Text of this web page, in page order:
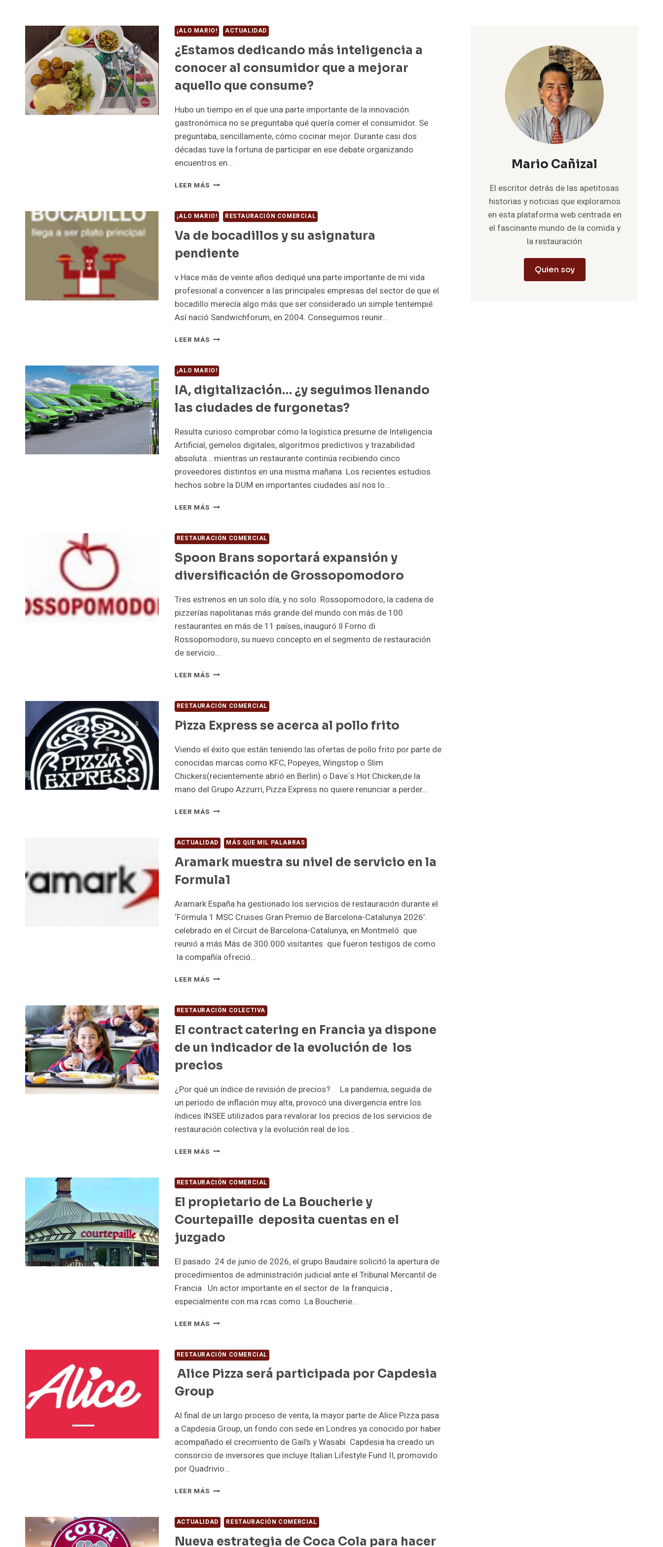
¡ALO MARIO! ACTUALIDAD
¿Estamos dedicando más inteligencia a
conocer al consumidor que a mejorar
aquello que consume?
Hubo un tiempo en el que una parte importante de la innovación
gastronómica no se preguntaba qué quería comer el consumidor. Se
preguntaba, sencillamente, cómo cocinar mejor. Durante casi dos
décadas tuve la fortuna de participar en ese debate organizando
encuentros en…
LEER MÁS ¿ESTAMOS
INTELIGENCIA
A
CONOCER
CONSUMIDOR
A
MEJORAR
AQUELLO
QUE
CONSUME?
¡ALO MARIO! RESTAURACIÓN COMERCIAL
Va de bocadillos y su asignatura
pendiente
v Hace más de veinte años dediqué una parte importante de mi vida
profesional a convencer a las principales empresas del sector de que el
bocadillo merecía algo más que ser considerado un simple tentempié.
Así nació Sandwichforum, en 2004. Conseguimos reunir…
LEER MÁS VA
Y
SU
ASIGNATURA
PENDIENTE
¡ALO MARIO!
IA, digitalización… ¿y seguimos llenando
las ciudades de furgonetas?
Resulta curioso comprobar cómo la logística presume de Inteligencia
Artificial, gemelos digitales, algoritmos predictivos y trazabilidad
absoluta… mientras un restaurante continúa recibiendo cinco
proveedores distintos en una misma mañana. Los recientes estudios
hechos sobre la DUM en importantes ciudades así nos lo…
LEER MÁS IA,
SEGUIMOS
LLENANDO
LAS
DE
RESTAURACIÓN COMERCIAL
Spoon Brans soportará expansión y
diversificación de Grossopomodoro
Tres estrenos en un solo día, y no solo. Rossopomodoro, la cadena de
pizzerías napolitanas más grande del mundo con más de 100
restaurantes en más de 11 países, inauguró Il Forno di
Rossopomodoro, su nuevo concepto en el segmento de restauración
de servicio…
LEER MÁS SPOON
EXPANSIÓN
Y
DIVERSIFICACIÓN
GROSSOPOMODORO
RESTAURACIÓN COMERCIAL
Pizza Express se acerca al pollo frito
Viendo el éxito que están teniendo las ofertas de pollo frito por parte de
conocidas marcas como KFC, Popeyes, Wingstop o Slim
Chickers(recientemente abrió en Berlin) o Dave´s Hot Chicken,de la
mano del Grupo Azzurri, Pizza Express no quiere renunciar a perder…
LEER MÁS PIZZA
ACERCA
AL
POLLO
ACTUALIDAD MÁS QUE MIL PALABRAS
Aramark muestra su nivel de servicio en la
Formula1
Aramark España ha gestionado los servicios de restauración durante el
‘Fórmula 1 MSC Cruises Gran Premio de Barcelona-Catalunya 2026’.
celebrado en el Circuit de Barcelona-Catalunya, en Montmeló. que
reunió a más Más de 300.000 visitantes que fueron testigos de como
la compañía ofreció…
LEER MÁS ARAMARK
NIVEL
DE
SERVICIO
LA
RESTAURACIÓN COLECTIVA
El contract catering en Francia ya dispone
de un indicador de la evolución de los
precios
¿Por qué un índice de revisión de precios? La pandemia, seguida de
un periodo de inflación muy alta, provocó una divergencia entre los
índices INSEE utilizados para revalorar los precios de los servicios de
restauración colectiva y la evolución real de los…
LEER MÁS EL
EN
FRANCIA
YA
DISPONE
DE
UN
INDICADOR
LA
EVOLUCIÓN
DE
LOS
PRECIOS
RESTAURACIÓN COMERCIAL
El propietario de La Boucherie y
Courtepaille deposita cuentas en el
juzgado
El pasado 24 de junio de 2026, el grupo Baudaire solicitó la apertura de
procedimientos de administración judicial ante el Tribunal Mercantil de
Francia . Un actor importante en el sector de la franquicia ,
especialmente con ma rcas como La Boucherie…
LEER MÁS EL
LA
BOUCHERIE
DEPOSITA
EN
EL
JUZGADO
RESTAURACIÓN COMERCIAL
Alice Pizza será participada por Capdesia
Group
Al final de un largo proceso de venta, la mayor parte de Alice Pizza pasa
a Capdesia Group, un fondo con sede en Londres ya conocido por haber
acompañado el crecimiento de Gail’s y Wasabi. Capdesia ha creado un
consorcio de inversores que incluye Italian Lifestyle Fund II, promovido
por Quadrivio…
LEER MÁS ALICE
PARTICIPADA
POR
CAPDESIA
ACTUALIDAD RESTAURACIÓN COMERCIAL
Nueva estrategia de Coca Cola para hacer
Mario Cañizal
El escritor detrás de las apetitosas
historias y noticias que exploramos
en esta plataforma web centrada en
el fascinante mundo de la comida y
la restauración
Quien soy